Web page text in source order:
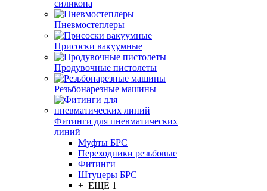
силикона
Пневмостеплеры
Присоски вакуумные
Продувочные пистолеты
Резьбонарезные машины
Фитинги для пневматических
линий
Муфты БРС
Переходники резьбовые
Фитинги
Штуцеры БРС
+ ЕЩЕ 1